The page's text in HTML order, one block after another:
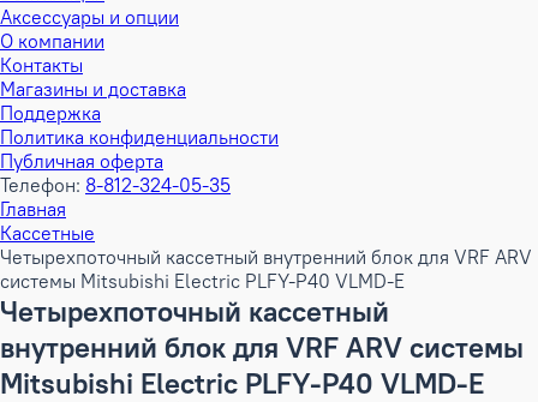
Аксессуары и опции
О компании
Контакты
Магазины и доставка
Поддержка
Политика конфиденциальности
Публичная оферта
Телефон: 8-812-324-05-35
Главная
Кассетные
Четырехпоточный кассетный внутренний блок для VRF ARV
системы Mitsubishi Electric PLFY-P40 VLMD-E
Четырехпоточный кассетный
внутренний блок для VRF ARV системы
Mitsubishi Electric PLFY-P40 VLMD-E